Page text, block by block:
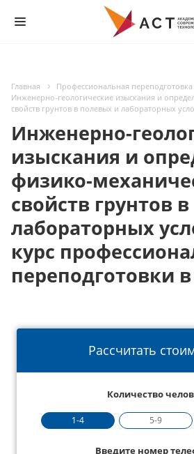
Главная Профессиональная переподготовка
Инженерно-геологические изыскания и
свойств грунтов в полевых и лабораторных
Инженерно-
изыскания и
физико-
свойств грунтов
лабораторных
курс
переподготовки
Рассчитать
Количество
1-4 5-9
Введите номер